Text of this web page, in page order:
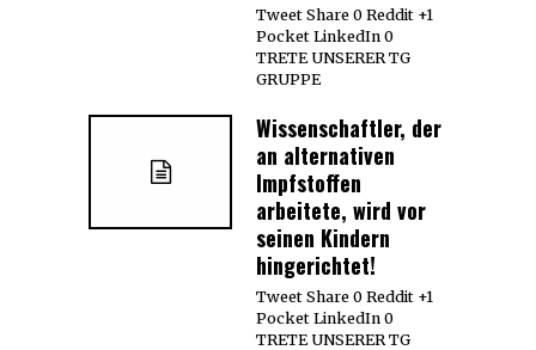
Tweet Share 0 Reddit +1
Pocket LinkedIn 0
TRETE UNSERER TG
GRUPPE
Wissenschaftler, der
an alternativen
Impfstoffen
arbeitete, wird vor
seinen Kindern
hingerichtet!
Tweet Share 0 Reddit +1
Pocket LinkedIn 0
TRETE UNSERER TG